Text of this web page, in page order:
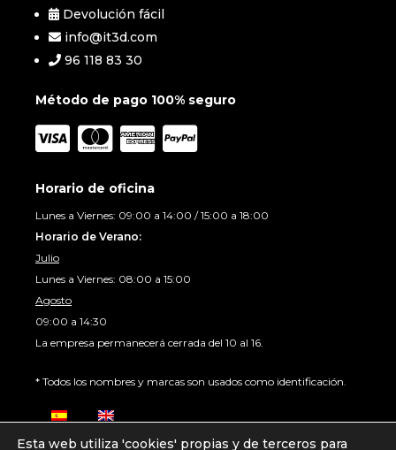
Devolución fácil
info@it3d.com
96 118 83 30
Método de pago 100% seguro
Horario de oficina
Lunes a Viernes: 09:00 a 14:00 / 15:00 a 18:00
Horario de Verano:
Julio
Lunes a Viernes: 08:00 a 15:00
Agosto
09:00 a 14:30
La empresa permanecerá cerrada del 10 al 16.
* Todos los nombres y marcas son usados como identificación.
Esta web utiliza 'cookies' propias y de terceros para